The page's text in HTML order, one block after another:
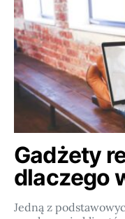
Gadżety
dlaczego
Jedną z